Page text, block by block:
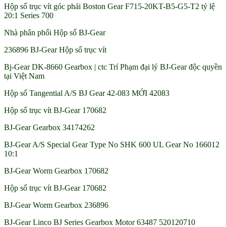
Hộp số trục vít góc phải Boston Gear F715-20KT-B5-G5-T2 tỷ lệ
20:1 Series 700
Nhà phân phối Hộp số BJ-Gear
236896 BJ-Gear Hộp số trục vít
Bj-Gear DK-8660 Gearbox | ctc Trí Phạm đại lý BJ-Gear độc quyền
tại Việt Nam
Hộp số Tangential A/S BJ Gear 42-083 MỚI 42083
Hộp số trục vít BJ-Gear 170682
BJ-Gear Gearbox 34174262
BJ-Gear A/S Special Gear Type No SHK 600 UL Gear No 166012
10:1
BJ-Gear Worm Gearbox 170682
Hộp số trục vít BJ-Gear 170682
BJ-Gear Worm Gearbox 236896
BJ-Gear Linco BJ Series Gearbox Motor 63487 520120710